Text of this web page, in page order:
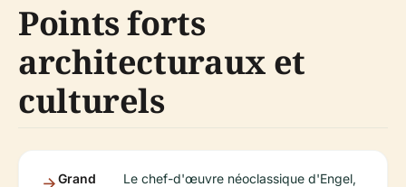
Points forts
architecturaux et
culturels
Grand
Le chef-d'œuvre néoclassique d'Engel,